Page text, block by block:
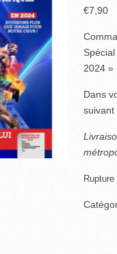
€7,90
2024 »
Dans
suivant